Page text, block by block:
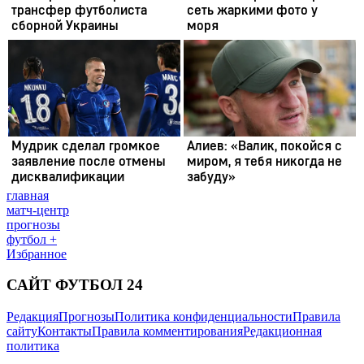
главная
матч-центр
прогнозы
футбол +
Избранное
САЙТ ФУТБОЛ 24
РедакцияПрогнозыПолитика конфиденциальностиПравила
сайтуКонтактыПравила комментированияРедакционная
политика